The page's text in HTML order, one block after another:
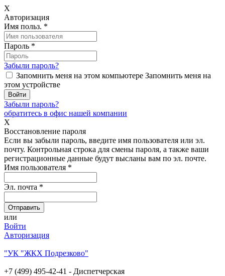
X
Авторизация
Имя польз. *
Пароль *
Забыли пароль?
Запомнить меня на этом компьютере Запомнить меня на
этом устройстве
Забыли пароль?
обратитесь в офис нашей компании
X
Восстановление пароля
Если вы забыли пароль, введите имя пользователя или эл.
почту. Контрольная строка для смены пароля, а также ваши
регистрационные данные будут высланы вам по эл. почте.
Имя пользователя *
Эл. почта *
или
Войти
Авторизация
"УК "ЖКХ Подрезково"
+7 (499) 495-42-41 - Диспетчерская